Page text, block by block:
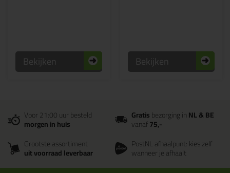
Bekijken Bekijken
Voor 21:00 uur besteld
morgen in huis
Gratisbezorging inNL & BE
vanaf75,-
Grootste assortiment
uit voorraad leverbaar
PostNL afhaalpunt: kies zelf
wanneer je afhaalt